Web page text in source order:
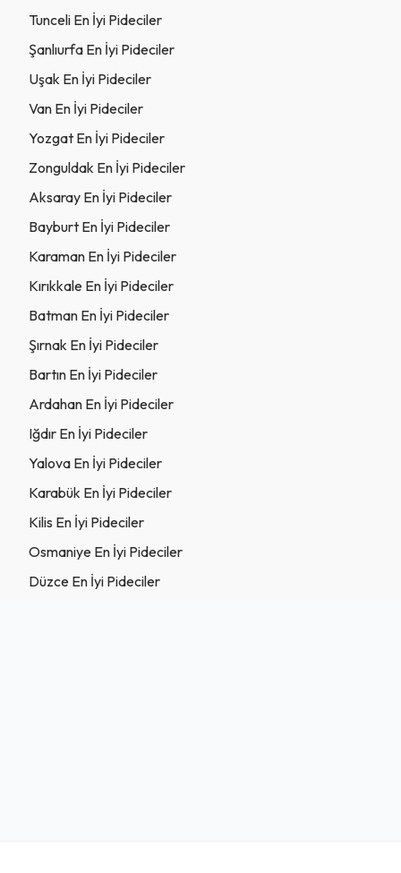
Tunceli En İyi Pideciler
Şanlıurfa En İyi Pideciler
Uşak En İyi Pideciler
Van En İyi Pideciler
Yozgat En İyi Pideciler
Zonguldak En İyi Pideciler
Aksaray En İyi Pideciler
Bayburt En İyi Pideciler
Karaman En İyi Pideciler
Kırıkkale En İyi Pideciler
Batman En İyi Pideciler
Şırnak En İyi Pideciler
Bartın En İyi Pideciler
Ardahan En İyi Pideciler
Iğdır En İyi Pideciler
Yalova En İyi Pideciler
Karabük En İyi Pideciler
Kilis En İyi Pideciler
Osmaniye En İyi Pideciler
Düzce En İyi Pideciler